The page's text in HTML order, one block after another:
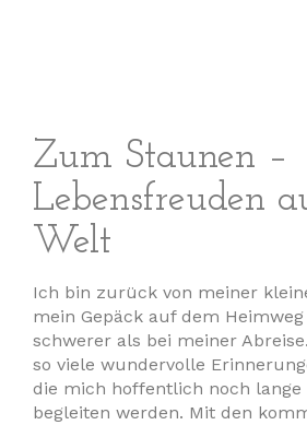
Zum Staunen –
Lebensfreuden
Welt
Ich bin zurück von meiner
mein Gepäck auf dem
schwerer als bei meiner
so viele wundervolle
die mich hoffentlich noch lange
begleiten werden. Mit den